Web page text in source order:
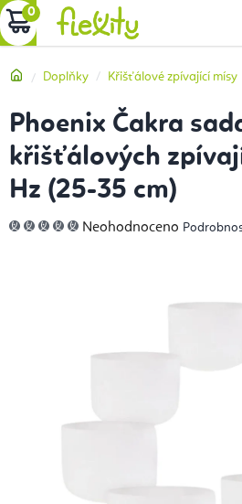
Přejít
na
NÁKUPNÍ
DomůDoplňky Křišťálové zpívající mísy
Phoenix Čakra
křišťálových
Hz (25-35 cm)
Průměrné
hodnocení
Neohodnoceno